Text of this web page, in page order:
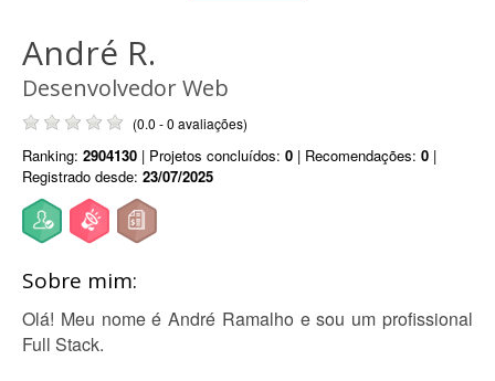
André R.
Desenvolvedor Web
(0.0 - 0 avaliações)
Ranking: 2904130 | Projetos concluídos: 0 | Recomendações: 0 |
Registrado desde: 23/07/2025
Sobre mim:
Olá! Meu nome é André Ramalho e sou um profissional
Full Stack.